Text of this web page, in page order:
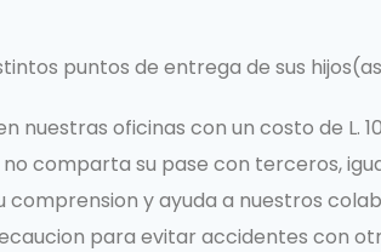
puntos de entrega de sus
nuestras oficinas con un costo de L.
comparta su pase con terceros,
y ayuda a nuestros
para evitar accidentes con